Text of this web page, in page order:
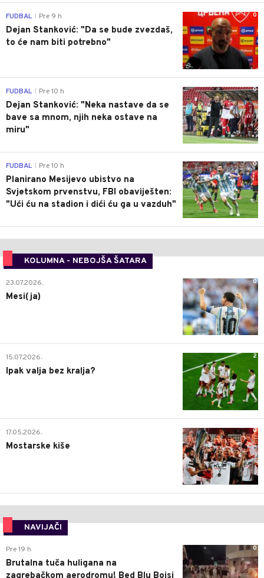
0
FUDBAL Pre 9 h
Dejan Stanković: "Da se bude zvezdaš,
to će nam biti potrebno"
0
FUDBAL Pre 10 h
Dejan Stanković: "Neka nastave da se
bave sa mnom, njih neka ostave na
miru"
0
FUDBAL Pre 10 h
Planirano Mesijevo ubistvo na
Svjetskom prvenstvu, FBI obaviješten:
"Ući ću na stadion i dići ću ga u vazduh"
KOLUMNA - NEBOJŠA ŠATARA
0
23.07.2026.
Mesi(ja)
2
15.07.2026.
Ipak valja bez kralja?
0
17.05.2026.
Mostarske kiše
NAVIJAČI
0
Pre 19 h
Brutalna tuča huligana na